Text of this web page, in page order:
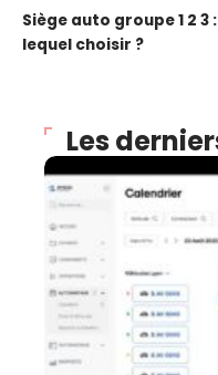
Siège auto groupe 1 2 3 :
lequel choisir ?
Les